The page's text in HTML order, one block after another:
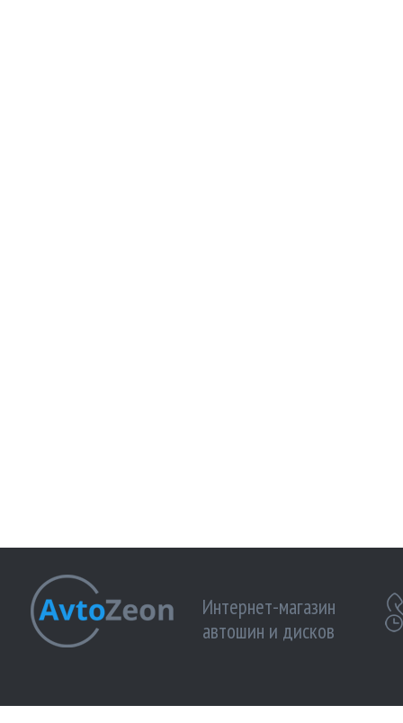
Интернет-магазин
автошин и дисков